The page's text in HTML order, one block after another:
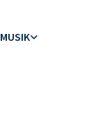
MUSIK